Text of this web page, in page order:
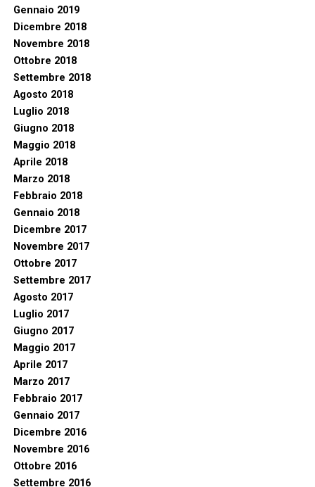
Gennaio 2019
Dicembre 2018
Novembre 2018
Ottobre 2018
Settembre 2018
Agosto 2018
Luglio 2018
Giugno 2018
Maggio 2018
Aprile 2018
Marzo 2018
Febbraio 2018
Gennaio 2018
Dicembre 2017
Novembre 2017
Ottobre 2017
Settembre 2017
Agosto 2017
Luglio 2017
Giugno 2017
Maggio 2017
Aprile 2017
Marzo 2017
Febbraio 2017
Gennaio 2017
Dicembre 2016
Novembre 2016
Ottobre 2016
Settembre 2016